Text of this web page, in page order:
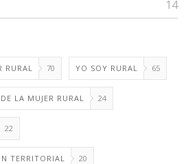
14
RURAL 70 YO SOY RURAL 65
LA MUJER RURAL 24
22
TERRITORIAL 20